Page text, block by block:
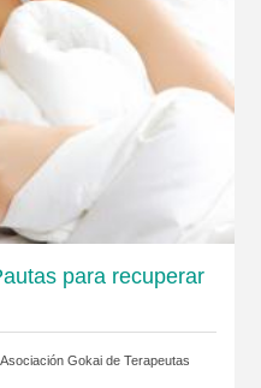
para recuperar
Gokai de Terapeutas